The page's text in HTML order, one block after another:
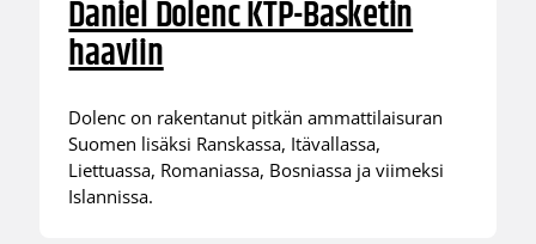
Daniel Dolenc KTP-Basketin
haaviin
Dolenc on rakentanut pitkän ammattilaisuran
Suomen lisäksi Ranskassa, Itävallassa,
Liettuassa, Romaniassa, Bosniassa ja viimeksi
Islannissa.